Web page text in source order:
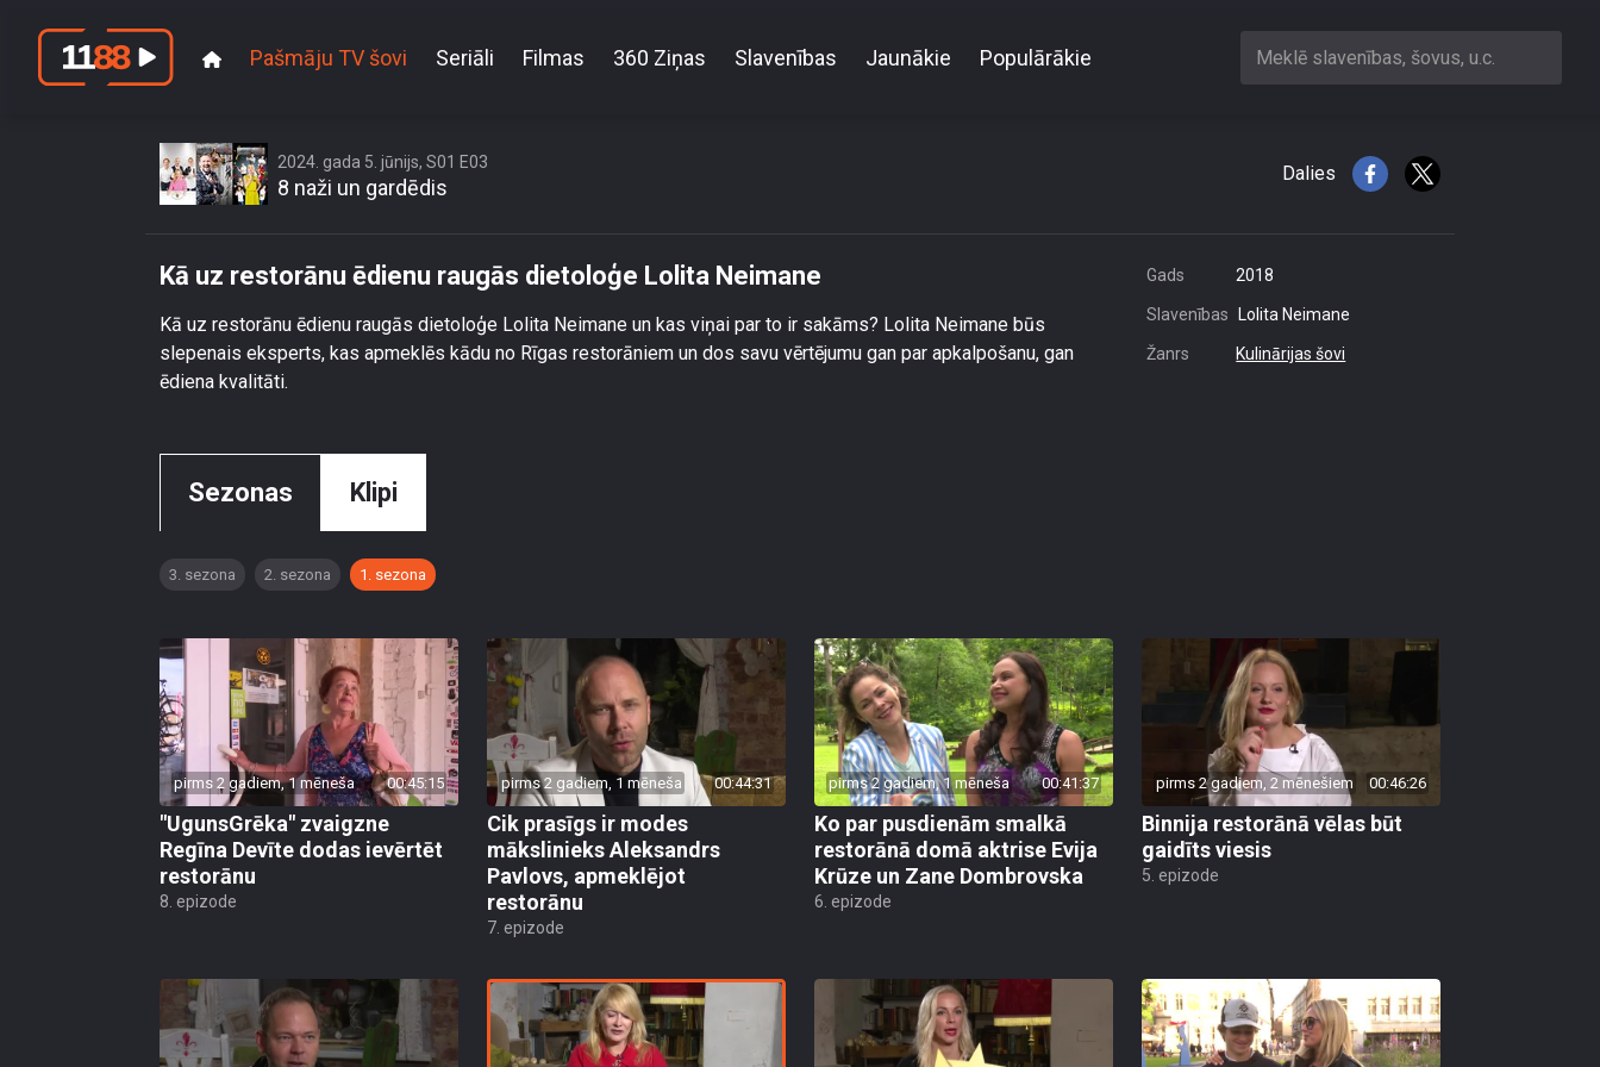
Pašmāju TV šovi Seriāli Filmas 360 Ziņas Slavenības Jaunākie Populārākie Meklē slavenības, šovus, u.c.
2024. gada 5. jūnijs, S01 E03
8 naži un gardēdis
Dalies
Kā uz restorānu ēdienu raugās dietoloģe Lolita Neimane
Kā uz restorānu ēdienu raugās dietoloģe Lolita Neimane un kas viņai par to ir sakāms? Lolita Neimane būs
slepenais eksperts, kas apmeklēs kādu no Rīgas restorāniem un dos savu vērtējumu gan par apkalpošanu, gan
ēdiena kvalitāti.
Gads 2018
Slavenības Lolita Neimane
Žanrs Kulinārijas šovi
Sezonas Klipi
3. sezona 2. sezona 1. sezona
pirms 2 gadiem, 1 mēneša 00:45:15
"UgunsGrēka" zvaigzne
Regīna Devīte dodas ievērtēt
restorānu
8. epizode
pirms 2 gadiem, 1 mēneša 00:44:31
Cik prasīgs ir modes
mākslinieks Aleksandrs
Pavlovs, apmeklējot
restorānu
7. epizode
pirms 2 gadiem, 1 mēneša 00:41:37
Ko par pusdienām smalkā
restorānā domā aktrise Evija
Krūze un Zane Dombrovska
6. epizode
pirms 2 gadiem, 2 mēnešiem 00:46:26
Binnija restorānā vēlas būt
gaidīts viesis
5. epizode